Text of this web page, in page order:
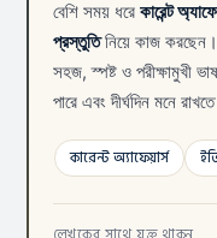
বেশি সময় ধরে কারেন্ট
প্রস্তুতিনিয়ে কাজ
সহজ, স্পষ্ট ও পরীক্ষামুখী
পারে এবং দীর্ঘদিন মনে
কারেন্ট অ্যাফেয়ার্স